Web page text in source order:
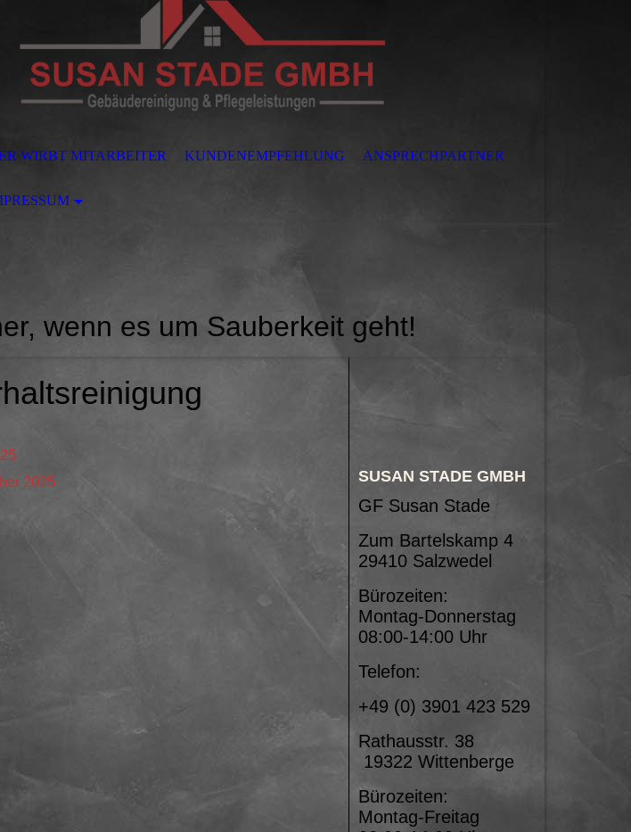
WIRBT MITARBEITER KUNDENEMPFEHLUNG ANSPRECHPARTNER
wenn es um Sauberkeit geht!
2025
SUSAN STADE GMBH
GF Susan Stade
Zum Bartelskamp 4
29410 Salzwedel
Bürozeiten:
Montag-Donnerstag
08:00-14:00 Uhr
Telefon:
+49 (0) 3901 423 529
Rathausstr. 38
19322 Wittenberge
Bürozeiten:
Montag-Freitag